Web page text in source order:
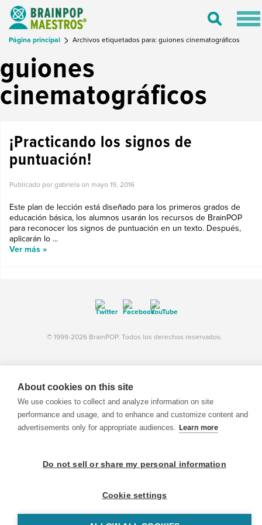
Toggle
Página principal Archivos etiquetados para: guiones cinematográficos
guiones
cinematográficos
¡Practicando los signos de
puntuación!
Publicado por gabriela on mayo 19, 2016
Este plan de lección está diseñado para los primeros grados de
educación básica, los alumnos usarán los recursos de BrainPOP
para reconocer los signos de puntuación en un texto. Después,
aplicarán lo ...
Ver más »
© 1999-2026 BrainPOP. Todos los derechos reservados.
BrainPOP Maestros is proudly powered byWordPress
About cookies on this site
We use cookies to collect and analyze information on site
performance and usage, and to enhance and customize content and
advertisements only for appropriate audiences. Learn more
Do not sell or share my personal information
Cookie settings